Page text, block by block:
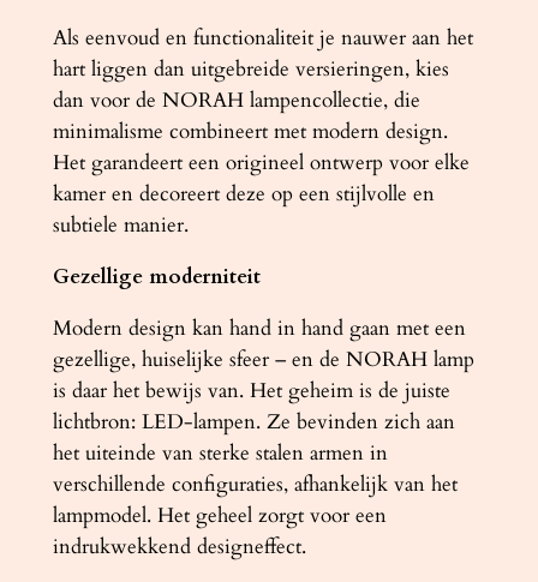
A
H
z
w
a
r
t
a
t
a
l
Als eenvoud en functionaliteit je nauwer aan het
hart liggen dan uitgebreide versieringen, kies
dan voor de NORAH lampencollectie, die
minimalisme combineert met modern design.
Het garandeert een origineel ontwerp voor elke
kamer en decoreert deze op een stijlvolle en
subtiele manier.
Gezellige moderniteit
Modern design kan hand in hand gaan met een
gezellige, huiselijke sfeer – en de NORAH lamp
is daar het bewijs van. Het geheim is de juiste
lichtbron: LED-lampen. Ze bevinden zich aan
het uiteinde van sterke stalen armen in
verschillende configuraties, afhankelijk van het
lampmodel. Het geheel zorgt voor een
indrukwekkend designeffect.